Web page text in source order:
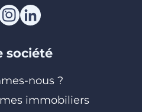
société
nous ?
immobiliers